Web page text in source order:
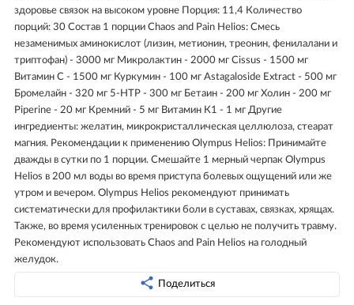
здоровье связок на высоком уровне Порция: 11,4 Количество
порций: 30 Состав 1 порции Chaos and Pain Helios: Смесь
незаменимых аминокислот (лизин, метионин, треонин, фенилалани и
триптофан) - 3000 мг Микролактин - 2000 мг Cissus - 1500 мг
Витамин С - 1500 мг Куркумин - 100 мг Astagaloside Extract - 500 мг
Бромелайн - 320 мг 5-HTP - 300 мг Бетаин - 200 мг Холин - 200 мг
Piperine - 20 мг Кремний - 5 мг Витамин К1 - 1 мг Другие
ингредиенты: желатин, микрокристаллическая целлюлоза, стеарат
магния. Рекомендации к применению Olympus Helios: Принимайте
дважды в сутки по 1 порции. Смешайте 1 мерный черпак Olympus
Helios в 200 мл воды во время приступа болевых ощущений или же
утром и вечером. Olympus Helios рекомендуют принимать
систематически для профилактики боли в суставах, связках, хрящах.
Также, во время усиленных тренировок с целью не получить травму.
Рекомендуют использовать Chaos and Pain Helios на голодный
желудок.
Поделиться